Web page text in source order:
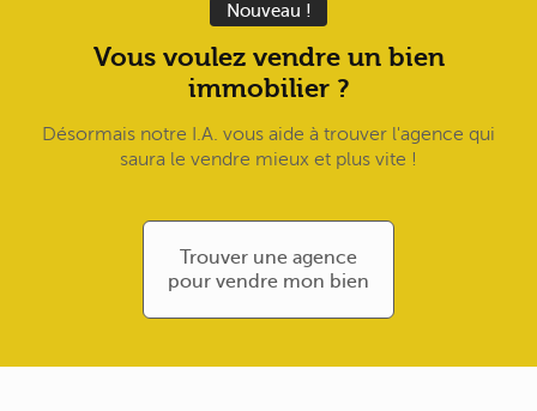
Nouveau !
Vous voulez vendre un bien
immobilier ?
Désormais notre I.A. vous aide à trouver l'agence qui
saura le vendre mieux et plus vite !
Trouver une agence
pour vendre mon bien